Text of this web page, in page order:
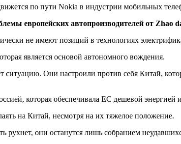
европейских автопроизводителей от Zhao
не имеют позиций в технологиях
является основой автономного вождения.
ситуацию. Они настроили против себя Китай,
которая обеспечивала ЕС дешевой энергией
на Китай, несмотря на их тяжелое положение.
рухнет, они останутся лишь собранием